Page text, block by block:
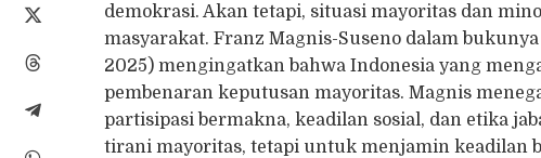
demokrasi. Akan tetapi, situasi mayoritas dan
masyarakat. Franz Magnis-Suseno dalam bukunya
2025) mengingatkan bahwa Indonesia yang
pembenaran keputusan mayoritas. Magnis
partisipasi bermakna, keadilan sosial, dan etika
tirani mayoritas, tetapi untuk menjamin keadilan